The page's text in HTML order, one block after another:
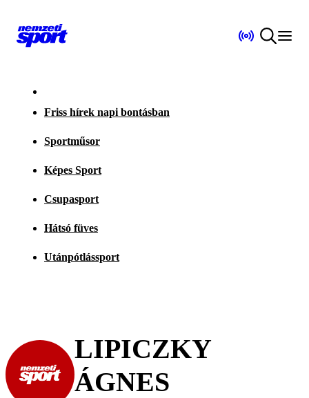
Friss hírek napi bontásban
Sportműsor
Képes Sport
Csupasport
Hátsó füves
Utánpótlássport
LIPICZKY
ÁGNES